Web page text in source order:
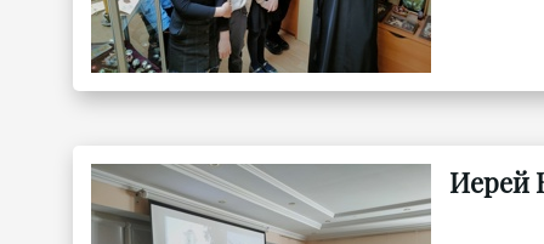
Иерей